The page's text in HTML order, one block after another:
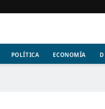
POLÍTICA ECONOMÍA